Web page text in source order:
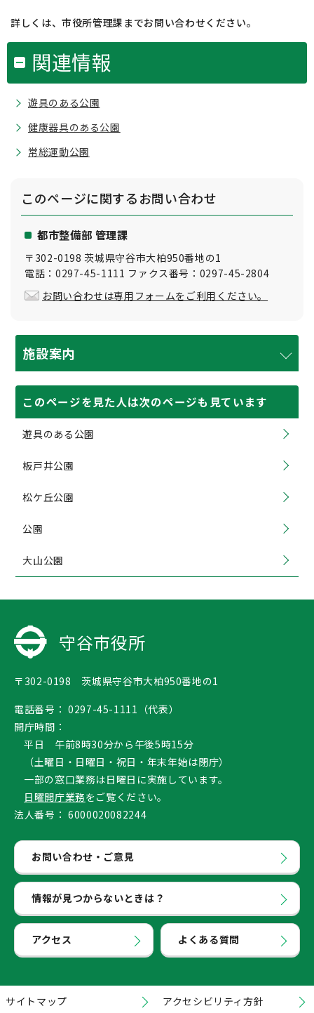
詳しくは、市役所管理課までお問い合わせください。
関連情報
遊具のある公園
健康器具のある公園
常総運動公園
このページに関するお問い合わせ
都市整備部 管理課
〒302-0198 茨城県守谷市大柏950番地の1
電話：0297-45-1111 ファクス番号：0297-45-2804
お問い合わせは専用フォームをご利用ください。
施設案内
このページを見た人は次のページも見ています
遊具のある公園
板戸井公園
松ケ丘公園
公園
大山公園
守谷市役所
〒302-0198 茨城県守谷市大柏950番地の1
電話番号： 0297-45-1111（代表）
開庁時間：
平日 午前8時30分から午後5時15分
（土曜日・日曜日・祝日・年末年始は閉庁）
一部の窓口業務は日曜日に実施しています。
日曜開庁業務をご覧ください。
法人番号： 6000020082244
お問い合わせ・ご意見
情報が見つからないときは？
アクセス よくある質問
サイトマップ アクセシビリティ方針